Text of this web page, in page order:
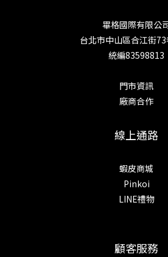
畢格國際有限公
台北市中山區合江街
統編83598813
門市資訊
廠商合作
線上通路
蝦皮商城
Pinkoi
LINE禮物
顧客服務